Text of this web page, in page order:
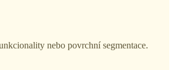
nebo povrchní segmentace.